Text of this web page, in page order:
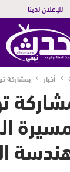
للإعلان لدينا
أخبار بمشاركة